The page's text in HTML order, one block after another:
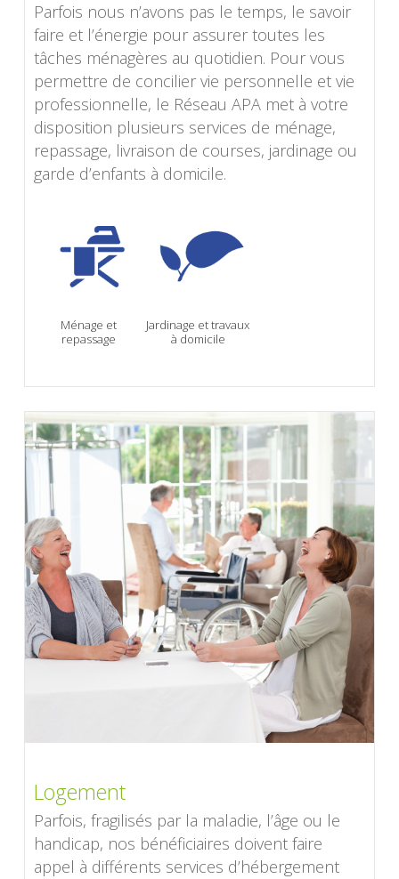
Parfois nous n’avons pas le temps, le savoir
faire et l’énergie pour assurer toutes les
tâches ménagères au quotidien. Pour vous
permettre de concilier vie personnelle et vie
professionnelle, le Réseau APA met à votre
disposition plusieurs services de ménage,
repassage, livraison de courses, jardinage ou
garde d’enfants à domicile.
Ménage et
repassage
Jardinage et travaux
à domicile
Logement
Parfois, fragilisés par la maladie, l’âge ou le
handicap, nos bénéficiaires doivent faire
appel à différents services d’hébergement